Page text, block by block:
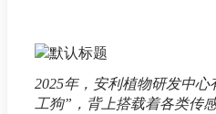
2025年，安利植物研发中
工狗”，背上搭载着各类传